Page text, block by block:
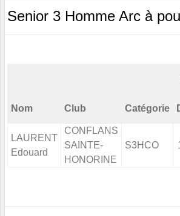
Senior 3 Homme Arc à
Nom Club Catégorie
LAURENT
Edouard
CONFLANS
SAINTE-
HONORINE
S3HCO